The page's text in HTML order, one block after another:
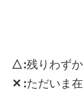
△ 残りわずか
✕ ただいま